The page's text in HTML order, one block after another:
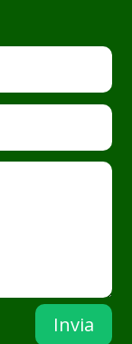
Invia